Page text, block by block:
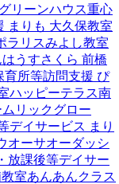
グリーンハウス重心
まりも 大久保教室
ラリスみよし教室
はうすさくら 前橋
育所等訪問支援 ぴ
ハッピーテラス南
リックグロー
デイサービス まり
オーサオーダッシ
放課後等デイサー
室あんあんクラス